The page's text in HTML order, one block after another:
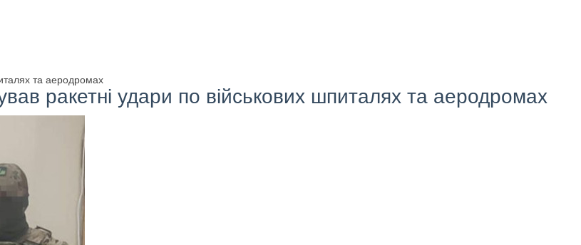
та аеродромах
ракетні удари по військових шпиталях та аеродромах